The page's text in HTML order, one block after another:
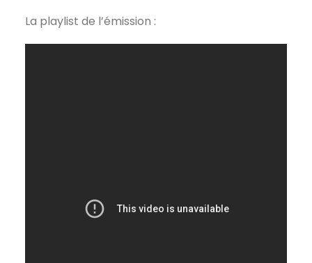
La playlist de l’émission :